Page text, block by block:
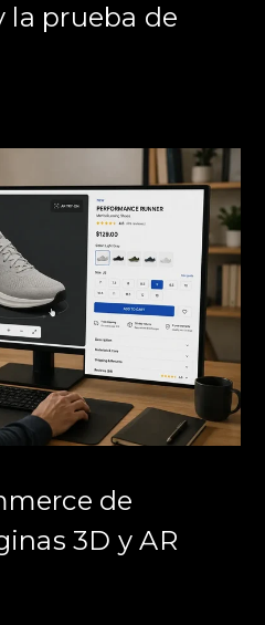
prueba de
de
3D y AR